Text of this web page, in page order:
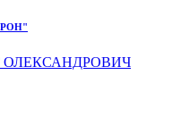
ОЛЕКСАНДРОВИЧ